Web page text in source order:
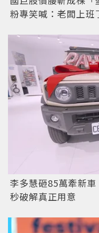
粉專笑喊：老闆上班
李多慧砸85萬牽新
秒破解真正用意